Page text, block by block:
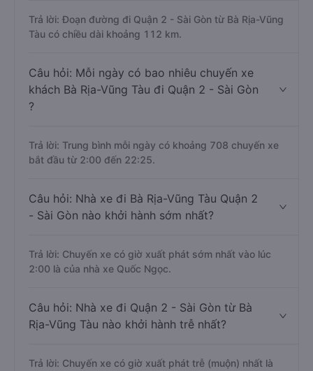
Trả lời: Đoạn đường đi Quận 2 - Sài Gòn từ Bà Rịa-Vũng
Tàu có chiều dài khoảng 112 km.
Câu hỏi: Mỗi ngày có bao nhiêu chuyến xe
khách Bà Rịa-Vũng Tàu đi Quận 2 - Sài Gòn
?
Trả lời: Trung bình mỗi ngày có khoảng 708 chuyến xe
bắt đầu từ 2:00 đến 22:25.
Câu hỏi: Nhà xe đi Bà Rịa-Vũng Tàu Quận 2
- Sài Gòn nào khởi hành sớm nhất?
Trả lời: Chuyến xe có giờ xuất phát sớm nhất vào lúc
2:00 là của nhà xe Quốc Ngọc.
Câu hỏi: Nhà xe đi Quận 2 - Sài Gòn từ Bà
Rịa-Vũng Tàu nào khởi hành trễ nhất?
Trả lời: Chuyến xe có giờ xuất phát trễ (muộn) nhất là